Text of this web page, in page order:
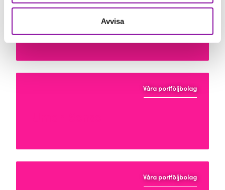
Avvisa
Våra portföljbolag
Våra portföljbolag